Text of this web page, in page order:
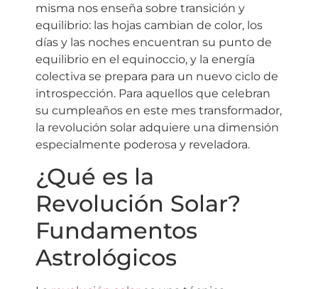
misma nos enseña sobre transición y
equilibrio: las hojas cambian de color, los
días y las noches encuentran su punto de
equilibrio en el equinoccio, y la energía
colectiva se prepara para un nuevo ciclo de
introspección. Para aquellos que celebran
su cumpleaños en este mes transformador,
la revolución solar adquiere una dimensión
especialmente poderosa y reveladora.
¿Qué es la
Revolución Solar?
Fundamentos
Astrológicos